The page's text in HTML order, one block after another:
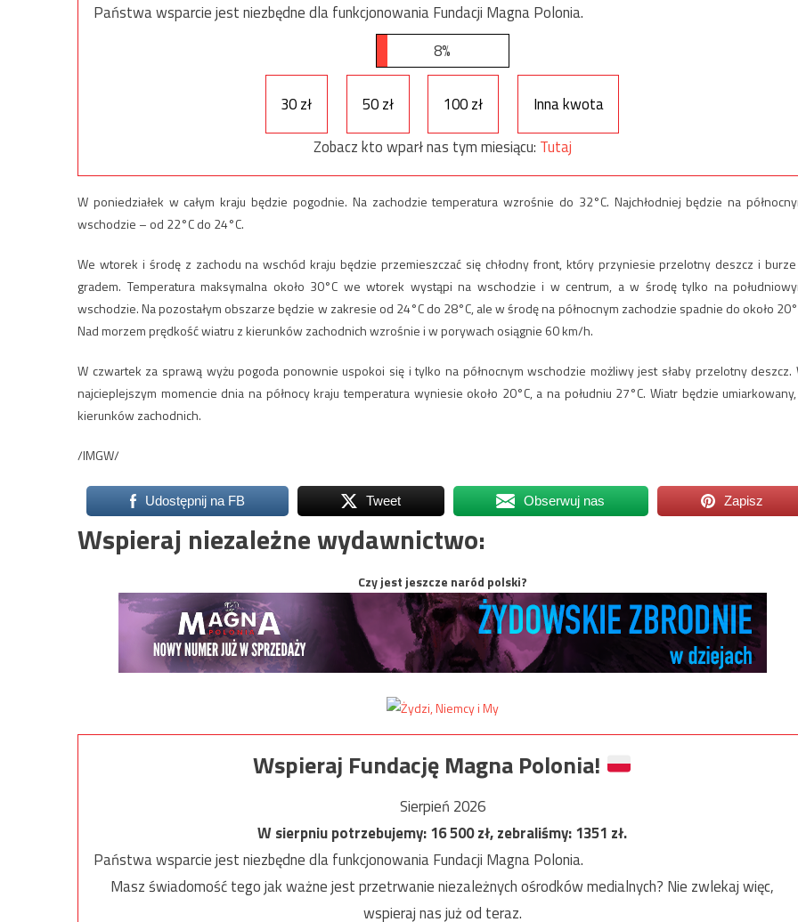
Państwa wsparcie jest niezbędne dla funkcjonowania Fundacji Magna Polonia.
8%
30 zł 50 zł 100 zł
Inna kwota
Zobacz kto wparł nas tym miesiącu: Tutaj
W poniedziałek w całym kraju będzie pogodnie. Na zachodzie temperatura wzrośnie do 32°C. Najchłodniej będzie na
wschodzie – od 22°C do 24°C.
We wtorek i środę z zachodu na wschód kraju będzie przemieszczać się chłodny front, który przyniesie przelotny deszcz i
gradem. Temperatura maksymalna około 30°C we wtorek wystąpi na wschodzie i w centrum, a w środę tylko na
wschodzie. Na pozostałym obszarze będzie w zakresie od 24°C do 28°C, ale w środę na północnym zachodzie spadnie do około
Nad morzem prędkość wiatru z kierunków zachodnich wzrośnie i w porywach osiągnie 60 km/h.
W czwartek za sprawą wyżu pogoda ponownie uspokoi się i tylko na północnym wschodzie możliwy jest słaby przelotny deszcz.
najcieplejszym momencie dnia na północy kraju temperatura wyniesie około 20°C, a na południu 27°C. Wiatr będzie
kierunków zachodnich.
/IMGW/
Udostępnij na FB Tweet Obserwuj nas Zapisz
Wspieraj niezależne wydawnictwo:
Czy jest jeszcze naród polski?
Wspieraj Fundację Magna Polonia!
Sierpień 2026
W sierpniu potrzebujemy:16 500zł, zebraliśmy:1351 zł.
Państwa wsparcie jest niezbędne dla funkcjonowania Fundacji Magna Polonia.
Masz świadomość tego jak ważne jest przetrwanie niezależnych ośrodków medialnych? Nie zwlekaj więc,
wspieraj nas już od teraz.